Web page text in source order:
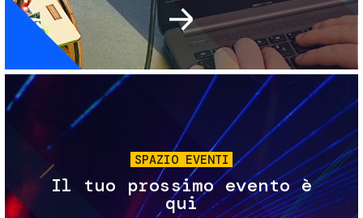
Immagine
SPAZIO EVENTI
Il tuo prossimo evento è
qui